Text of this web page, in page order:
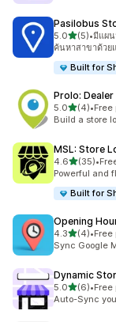
Pasilobus
5.0เต็ม 5 ดาว
(5)
ทั้งหมด 5 รีวิว
•มีแผน
ค้นหาสาขาด้วย
Built for
Prolo:
5.0เต็ม 5 ดาว
(4)
ทั้งหมด 4 รีวิว
•Free
Build a store
MSL: Store
4.6เต็ม 5 ดาว
(35)
ทั้งหมด 35 รีวิว
•
Powerful and
Built for
Opening
4.3เต็ม 5 ดาว
(4)
ทั้งหมด 4 รีวิว
•Free
Sync Google
Dynamic
5.0เต็ม 5 ดาว
(6)
ทั้งหมด 6 รีวิว
•Free
Auto-Sync